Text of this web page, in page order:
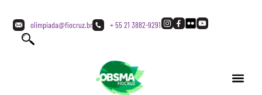
olimpiada@fiocruz.br + 55 21 3882-9291